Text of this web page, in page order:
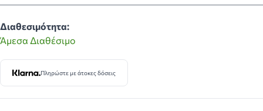
Διαθεσιμότητα:
Άμεσα Διαθέσιμο
Πληρώστε με άτοκες δόσεις